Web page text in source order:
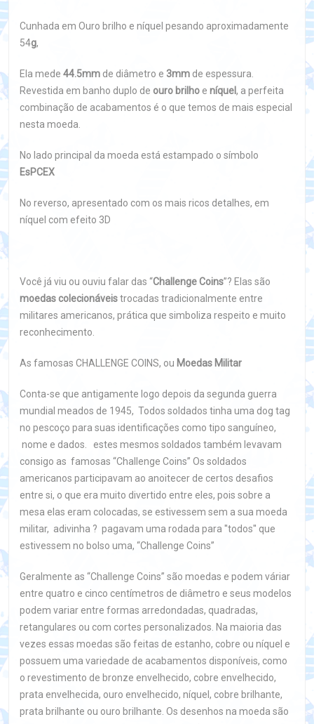
Cunhada em Ouro brilho e níquel pesando aproximadamente
54g,
Ela mede 44.5mm de diâmetro e 3mm de espessura.
Revestida em banho duplo de ouro brilho e níquel, a perfeita
combinação de acabamentos é o que temos de mais especial
nesta moeda.
No lado principal da moeda está estampado o símbolo
EsPCEX
No reverso, apresentado com os mais ricos detalhes, em
níquel com efeito 3D
Você já viu ou ouviu falar das “Challenge Coins”? Elas são
moedas colecionáveistrocadas tradicionalmente entre
militares americanos, prática que simboliza respeito e muito
reconhecimento.
As famosas CHALLENGE COINS, ou Moedas Militar
Conta-se que antigamente logo depois da segunda guerra
mundial meados de 1945, Todos soldados tinha uma dog tag
no pescoço para suas identificações como tipo sanguíneo,
nome e dados. estes mesmos soldados também levavam
consigo as famosas “Challenge Coins” Os soldados
americanos participavam ao anoitecer de certos desafios
entre si, o que era muito divertido entre eles, pois sobre a
mesa elas eram colocadas, se estivessem sem a sua moeda
militar, adivinha ? pagavam uma rodada para ''todos'' que
estivessem no bolso uma, “Challenge Coins”
Geralmente as “Challenge Coins” são moedas e podem váriar
entre quatro e cinco centímetros de diâmetro e seus modelos
podem variar entre formas arredondadas, quadradas,
retangulares ou com cortes personalizados. Na maioria das
vezes essas moedas são feitas de estanho, cobre ou níquel e
possuem uma variedade de acabamentos disponíveis, como
o revestimento de bronze envelhecido, cobre envelhecido,
prata envelhecida, ouro envelhecido, níquel, cobre brilhante,
prata brilhante ou ouro brilhante. Os desenhos na moeda são